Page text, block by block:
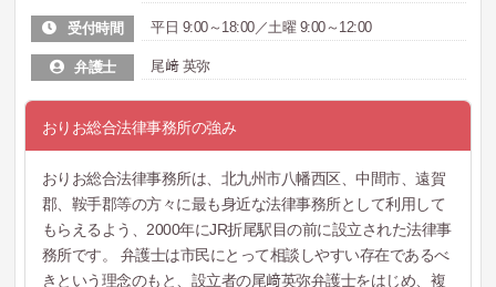
受付時間 平日 9:00～18:00／土曜 9:00～12:00
弁護士 尾﨑 英弥
おりお総合法律事務所の強み
おりお総合法律事務所は、北九州市八幡西区、中間市、遠賀
郡、鞍手郡等の方々に最も身近な法律事務所として利用して
もらえるよう、2000年にJR折尾駅目の前に設立された法律事
務所です。 弁護士は市民にとって相談しやすい存在であるべ
きという理念のもと、設立者の尾﨑英弥弁護士をはじめ、複